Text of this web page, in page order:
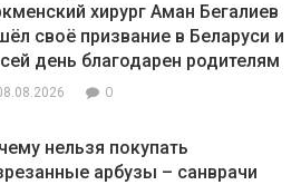
хирург Аман Бегалиев
своё призвание в Беларуси и
день благодарен родителям
0
нельзя покупать
арбузы – санврачи